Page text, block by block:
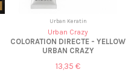
Urban Keratin
Urban Crazy
COLORATION DIRECTE - YELLOW
URBAN CRAZY
13,35 €